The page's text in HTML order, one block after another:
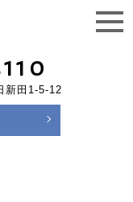
新田1-5-12